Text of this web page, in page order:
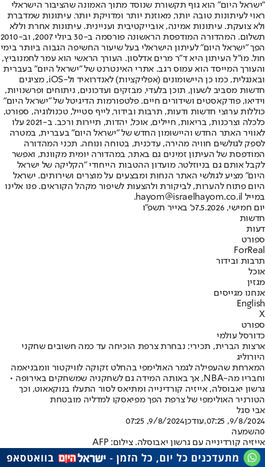
"ישראל היום" הוא גוף תקשורת שנוסד מתוך האמונה שהציבור הישראלי
ראוי לעיתונות טובה יותר, מאוזנת יותר ומדויקת יותר. עיתונות שמדברת
ולא צועקת. עיתונות אמינה, אובייקטיבית ועניינית. עיתונות אחרת וללא
תשלום. המהדורה המודפסת הראשונה פורסמה ב-30 ביולי 2007, וב-2010
הפך "ישראל היום" לעיתון הישראלי בעל שיעור החשיפה הגבוה ביותר בימי
חול. מו"ל העיתון היא ד"ר מרים אדלסון. העורך הראשי הוא עמר לחמנוביץ,
והעורך המייסד הוא עמוס רגב. אתרי האינטרנט של "ישראל היום" בעברית
ובאנגלית, כמו כן היישומונים (אפליקציות) לאנדרואיד ול-iOS, מציגים
חדשות מסביב לשעון, תוכן בלעדי, מבזקים ועדכונים, ניתוחים ופרשנויות,
וידיאו, פודקאסטים ושידורים חיים. פלטפורמות הדיגיטל של "ישראל היום"
כוללות ערוצי חדשות ודעות, תרבות ובידור, לייף סטייל, טכנולוגיה, ספורט,
כלכלה וצרכנות, בריאות, חיילים, אוכל, יהדות, תיירות ורכב. ב-2021 עלו
לאוויר האתר החדש והיישומון החדש של "ישראל היום" בעברית, במטרה
לספק לגולשים חוויה מהירה, עדכנית, בטוחה ונוחה. תכני המהדורה
המודפסת של העיתון זמינים גם באתר, במהדורה יומית מקוונת, ואפשר
לקבל אותם גם בניוזלטר. מועדון ההטבות הייחודי "הקליקה של ישראל
היום" מציע לגולשי האתר הנחות ומבצעים על מוצרים ושירותים. ישראל
היום פתוח להערות, לביקורת ולהצעות לשיפור מקהל הקוראים. פנו אלינו
במייל hayom@israelhayom.co.il.
יום חמישי, 7.5.2026
כ' באייר תשפ"ו
חדשות
דעות
ספורט
ForReal
תרבות ובידור
אוכל
מגזין
אנחנו מגייסים
English
X
ספורט
כדורסל עולמי
ארצות הברית, תכירי: נבחרת צרפת הוכיחה עד כמה חשובים שחקני
היורוליג
המארחת שהעפילה לגמר האולימפי בהחלט זקוקה לוויקטור וומבניאמה
וחבריו מה-NBA, אך באותה המידה גם לשחקניה שמשחקים באירופה •
גרשון יאבוסלה, אייזיה קורדינייה ומתיאס לסור התעלו בנוקאאוט, וכך
הטורניר האולימפי של צרפת הפך מפיאסקו למדליה מובטחת
אבי סגל
9/8/2024, 07:25
,עודכן9/8/2024, 07:25
0השמעה
אייזיה קורדינייה עם גרשון יאבוסלה. צילום: AFP